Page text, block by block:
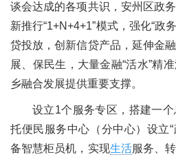
谈会达成的各项共识，安州区政
新推行“1+N+4+1”模式，强化“政
贷投放，创新信贷产品，延伸金
展、保民生，大量金融“活水”精
乡融合发展提供重要支撑。
设立1个服务专区，搭建一
托便民服务中心（分中心）设立
备智慧柜员机，实现生活服务、